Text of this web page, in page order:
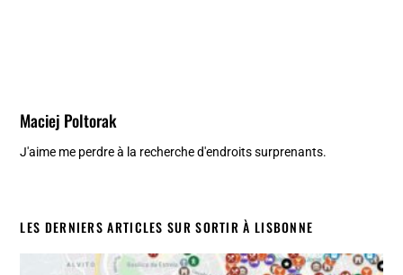
Maciej Poltorak
J'aime me perdre à la recherche d'endroits surprenants.
LES DERNIERS ARTICLES SUR SORTIR À LISBONNE